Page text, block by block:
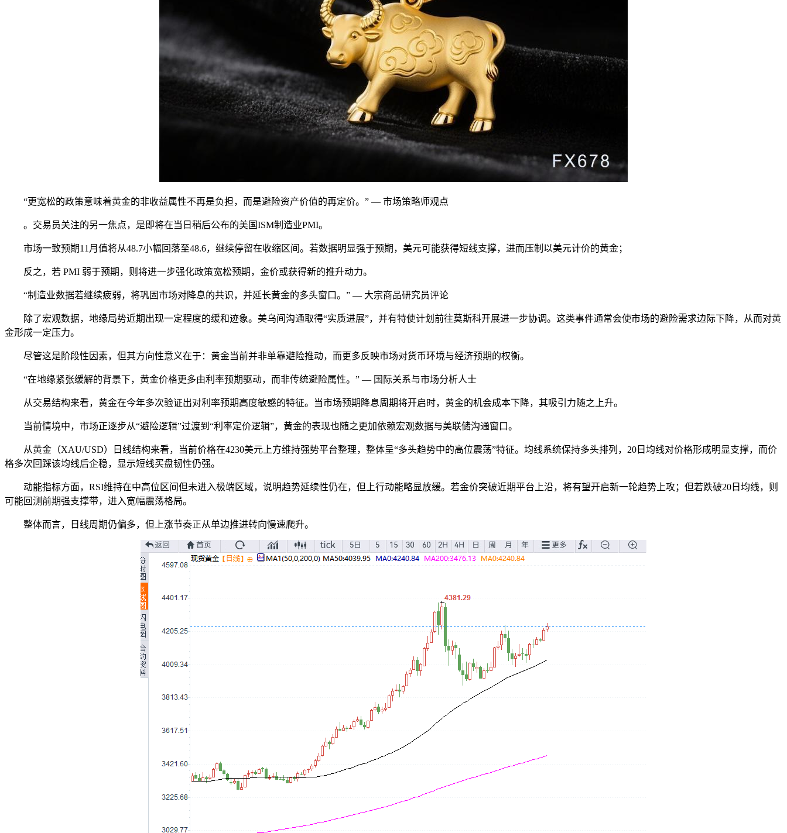
“更宽松的政策意味着黄金的非收益属性不再是负担，而是避险资产价值的再定价。” — 市场策略师观点
。交易员关注的另一焦点，是即将在当日稍后公布的美国ISM制造业PMI。
市场一致预期11月值将从48.7小幅回落至48.6，继续停留在收缩区间。若数据明显强于预期，美元可能获得短线支撑，进而压制以美元计价的黄金；
反之，若 PMI 弱于预期，则将进一步强化政策宽松预期，金价或获得新的推升动力。
“制造业数据若继续疲弱，将巩固市场对降息的共识，并延长黄金的多头窗口。” — 大宗商品研究员评论
除了宏观数据，地缘局势近期出现一定程度的缓和迹象。美乌间沟通取得“实质进展”，并有特使计划前往莫斯科开展进一步协调。这类事件通常会使市场的避险需求边际下降，从而对黄
金形成一定压力。
尽管这是阶段性因素，但其方向性意义在于：黄金当前并非单靠避险推动，而更多反映市场对货币环境与经济预期的权衡。
“在地缘紧张缓解的背景下，黄金价格更多由利率预期驱动，而非传统避险属性。” — 国际关系与市场分析人士
从交易结构来看，黄金在今年多次验证出对利率预期高度敏感的特征。当市场预期降息周期将开启时，黄金的机会成本下降，其吸引力随之上升。
当前情境中，市场正逐步从“避险逻辑”过渡到“利率定价逻辑”，黄金的表现也随之更加依赖宏观数据与美联储沟通窗口。
从黄金（XAU/USD）日线结构来看，当前价格在4230美元上方维持强势平台整理，整体呈“多头趋势中的高位震荡”特征。均线系统保持多头排列，20日均线对价格形成明显支撑，而价
格多次回踩该均线后企稳，显示短线买盘韧性仍强。
动能指标方面，RSI维持在中高位区间但未进入极端区域，说明趋势延续性仍在，但上行动能略显放缓。若金价突破近期平台上沿，将有望开启新一轮趋势上攻；但若跌破20日均线，则
可能回测前期强支撑带，进入宽幅震荡格局。
整体而言，日线周期仍偏多，但上涨节奏正从单边推进转向慢速爬升。